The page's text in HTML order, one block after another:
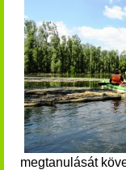
megtanulását